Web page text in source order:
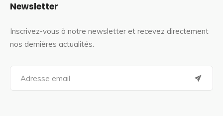
Newsletter
Inscrivez-vous à notre newsletter et recevez directement
nos dernières actualités.
a